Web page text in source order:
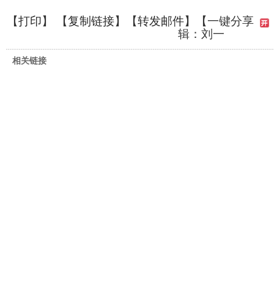
【打印】 【复制链接】【转发邮件】
【一键分享
辑：刘一
相关链接